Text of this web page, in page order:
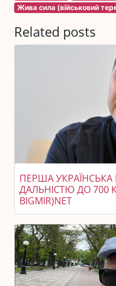
Жива сила (військовий
Related posts
ПЕРША УКРАЇНСЬКА
ДАЛЬНІСТЮ ДО
BIGMIR)NET